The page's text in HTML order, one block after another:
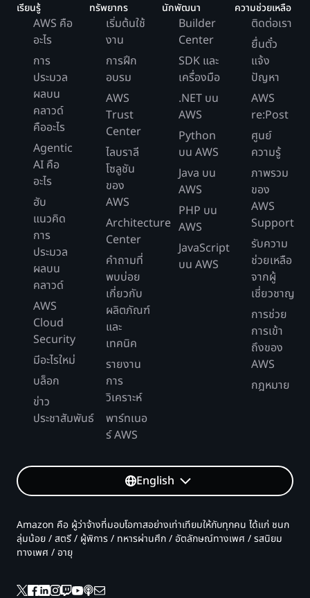
เรียนรู้
AWS คือ
อะไร
การ
ประมวล
ผลบน
คลาวด์
คืออะไร
Agentic
AI คือ
อะไร
ฮับ
แนวคิด
การ
ประมวล
ผลบน
คลาวด์
AWS
Cloud
Security
มีอะไรใหม่
บล็อก
ข่าว
ประชาสัมพันธ์
ทรัพยากร
เริ่มต้นใช้
งาน
การฝึก
อบรม
AWS
Trust
Center
ไลบราลี
โซลูชัน
ของ
AWS
Architecture
Center
คำถามที่
พบบ่อย
เกี่ยวกับ
ผลิตภัณฑ์
และ
เทคนิค
รายงาน
การ
วิเคราะห์
พาร์ทเนอ
ร์ AWS
นักพัฒนา
Builder
Center
SDK และ
เครื่องมือ
.NET บน
AWS
Python
บน AWS
Java บน
AWS
PHP บน
AWS
JavaScript
บน AWS
ความช่วยเหลือ
ติดต่อเรา
ยื่นตั๋ว
แจ้ง
ปัญหา
AWS
re:Post
ศูนย์
ความรู้
ภาพรวม
ของ
AWS
Support
รับความ
ช่วยเหลือ
จากผู้
เชี่ยวชาญ
การช่วย
การเข้า
ถึงของ
AWS
กฎหมาย
English
Amazon คือ ผู้ว่าจ้างที่มอบโอกาสอย่างเท่าเทียมให้กับทุกคน ได้แก่ ชนก
ลุ่มน้อย / สตรี / ผู้พิการ / ทหารผ่านศึก / อัตลักษณ์ทางเพศ / รสนิยม
ทางเพศ / อายุ